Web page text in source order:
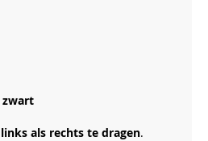
als rechts te dragen.